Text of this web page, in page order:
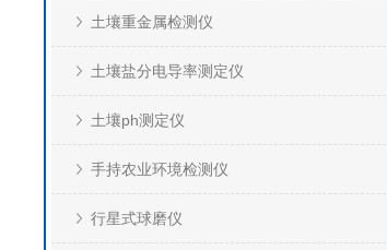
土壤重金属检测仪
土壤盐分电导率测定仪
土壤ph测定仪
手持农业环境检测仪
行星式球磨仪